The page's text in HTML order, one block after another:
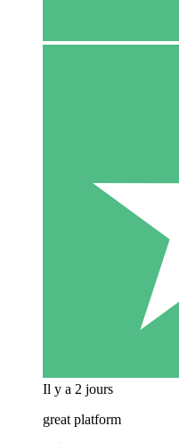
Il y a 2 jours
great platform